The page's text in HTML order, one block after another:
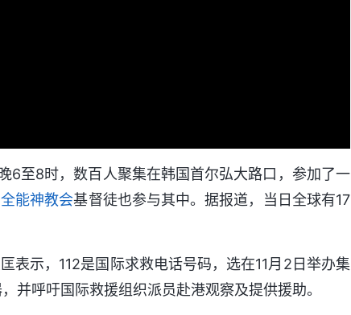
6至8时，数百人聚集在韩国首尔弘大路口，参加了一
全能神教会基督徒也参与其中。据报道，当日全球有17
表示，112是国际求救电话号码，选在11月2日举办集
并呼吁国际救援组织派员赴港观察及提供援助。